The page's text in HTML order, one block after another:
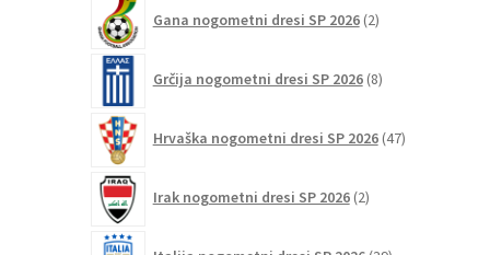
Gana nogometni dresi SP 2026 2izdelka
Grčija nogometni dresi SP 2026 8izdelkov
Hrvaška nogometni dresi SP 2026 47izdelkov
Irak nogometni dresi SP 2026 2izdelka